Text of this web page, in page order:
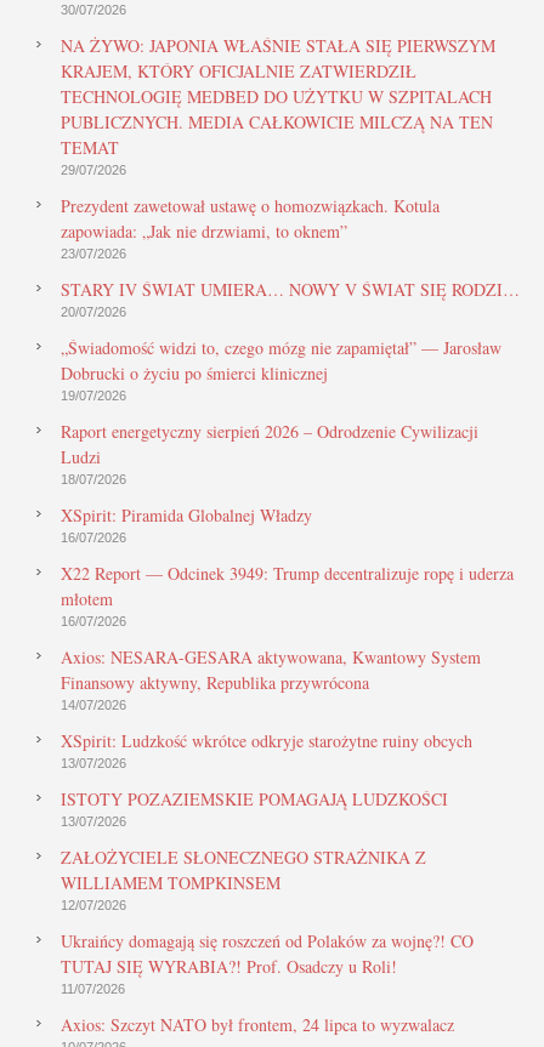
30/07/2026
NA ŻYWO: JAPONIA WŁAŚNIE STAŁA SIĘ PIERWSZYM
KRAJEM, KTÓRY OFICJALNIE ZATWIERDZIŁ
TECHNOLOGIĘ MEDBED DO UŻYTKU W SZPITALACH
PUBLICZNYCH. MEDIA CAŁKOWICIE MILCZĄ NA TEN
TEMAT
29/07/2026
Prezydent zawetował ustawę o homozwiązkach. Kotula
zapowiada: „Jak nie drzwiami, to oknem”
23/07/2026
STARY IV ŚWIAT UMIERA… NOWY V ŚWIAT SIĘ RODZI…
20/07/2026
„Świadomość widzi to, czego mózg nie zapamiętał” — Jarosław
Dobrucki o życiu po śmierci klinicznej
19/07/2026
Raport energetyczny sierpień 2026 – Odrodzenie Cywilizacji
Ludzi
18/07/2026
XSpirit: Piramida Globalnej Władzy
16/07/2026
X22 Report — Odcinek 3949: Trump decentralizuje ropę i uderza
młotem
16/07/2026
Axios: NESARA-GESARA aktywowana, Kwantowy System
Finansowy aktywny, Republika przywrócona
14/07/2026
XSpirit: Ludzkość wkrótce odkryje starożytne ruiny obcych
13/07/2026
ISTOTY POZAZIEMSKIE POMAGAJĄ LUDZKOŚCI
13/07/2026
ZAŁOŻYCIELE SŁONECZNEGO STRAŻNIKA Z
WILLIAMEM TOMPKINSEM
12/07/2026
Ukraińcy domagają się roszczeń od Polaków za wojnę?! CO
TUTAJ SIĘ WYRABIA?! Prof. Osadczy u Roli!
11/07/2026
Axios: Szczyt NATO był frontem, 24 lipca to wyzwalacz